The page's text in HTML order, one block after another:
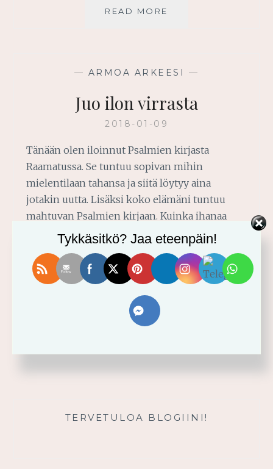
READ MORE
— ARMOA ARKEESI —
Juo ilon virrasta
2018-01-09
Tänään olen iloinnut Psalmien kirjasta
Raamatussa. Se tuntuu sopivan mihin
mielentilaan tahansa ja siitä löytyy aina
jotakin uutta. Lisäksi koko elämäni tuntuu
mahtuvan Psalmien kirjaan. Kuinka ihanaa
huomata, ettei ole tuntoinensa yksin. Ja
kuinka upeaa, että Sana paljastaa, pelastaa ja
pyhittää. Eikä siinä vielä kaikki: Sana myös
inspiroi, rohkaisee, nostaa ja kantaa, mitä
ILON
TERVETULOA BLOGIINI!
Tykkäsitkö? Jaa eteenpäin!